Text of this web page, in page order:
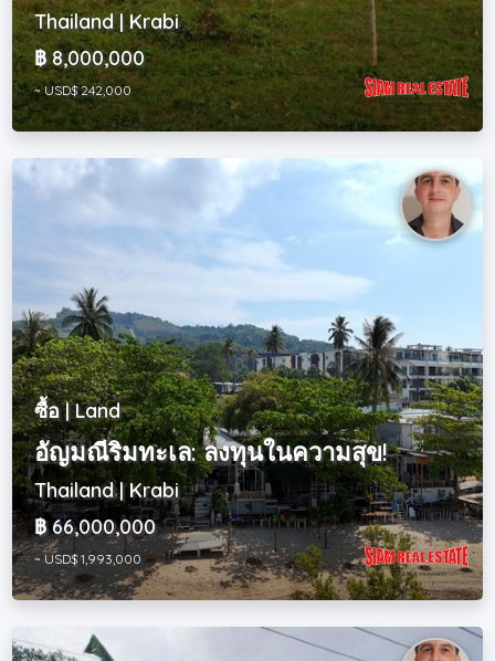
Thailand | Krabi
฿ 8,000,000
~ USD$ 242,000
ซื้อ | Land
อัญมณีริมทะเล: ลงทุนในความสุข!
Thailand | Krabi
฿ 66,000,000
~ USD$ 1,993,000